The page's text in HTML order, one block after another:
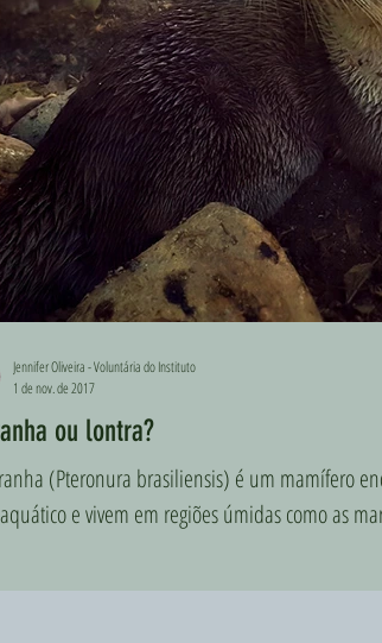
ou lontra?
(Pteronura brasiliensis) é um mamífero
e vivem em regiões úmidas como as
Jennifer Oliveira - Voluntária do Instituto
1 de nov. de 2017